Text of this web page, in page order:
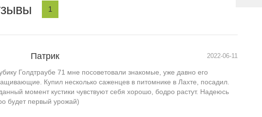
1
Патрик 2022-06-11
Голдтраубе 71 мне посоветовали знакомые, уже давно его
Купил несколько саженцев в питомнике в Лахте, посадил.
момент кустики чувствуют себя хорошо, бодро растут. Надеюсь
будет первый урожай)